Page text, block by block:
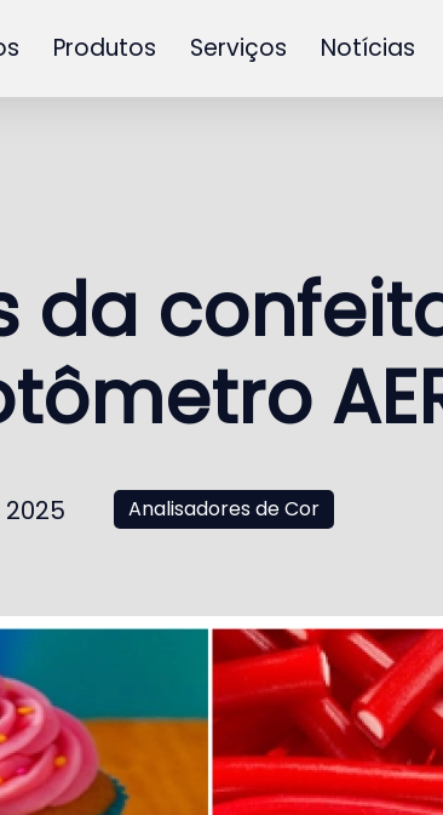
Produtos Serviços Notícias
da
2025 Analisadores de Cor